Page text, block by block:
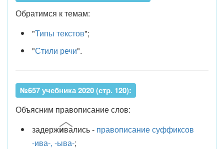
Обратимся к темам:
"Типы текстов";
"Стили речи".
№657 учебника 2020 (стр. 120):
Объясним правописание слов:
задерживались - правописание суффиксов
-ива-, -ыва-;